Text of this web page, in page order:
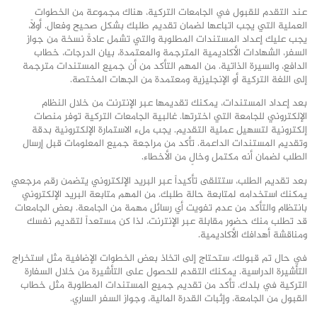
عند التقدم للقبول في الجامعات التركية، هناك مجموعة من الخطوات
العملية التي يجب اتباعها لضمان تقديم طلبك بشكل صحيح وفعال. أولاً،
يجب عليك إعداد المستندات المطلوبة والتي تشمل عادةً نسخة من جواز
السفر، الشهادات الأكاديمية المترجمة والمعتمدة، بيان الدرجات، خطاب
الدافع، والسيرة الذاتية. من المهم التأكد من أن جميع المستندات مترجمة
إلى اللغة التركية أو الإنجليزية ومعتمدة من الجهات المختصة.
بعد إعداد المستندات، يمكنك تقديمها عبر الإنترنت من خلال النظام
الإلكتروني للجامعة التي اخترتها. غالبية الجامعات التركية توفر منصات
إلكترونية لتسهيل عملية التقديم. يجب ملء الاستمارة الإلكترونية بدقة
وتقديم المستندات الداعمة. تأكد من مراجعة جميع المعلومات قبل إرسال
الطلب لضمان أنه مكتمل وخالٍ من الأخطاء.
بعد تقديم الطلب، ستتلقى تأكيداً عبر البريد الإلكتروني يتضمن رقم مرجعي
يمكنك استخدامه لمتابعة حالة طلبك. من المهم متابعة البريد الإلكتروني
بانتظام والتأكد من عدم تفويت أي رسائل مهمة من الجامعة. بعض الجامعات
قد تطلب منك حضور مقابلة عبر الإنترنت، لذا كن مستعداً لتقديم نفسك
ومناقشة أهدافك الأكاديمية.
في حال تم قبولك، ستحتاج إلى اتخاذ بعض الخطوات الإضافية مثل استخراج
التأشيرة الدراسية. يمكنك التقدم للحصول على التأشيرة من خلال السفارة
التركية في بلدك. تأكد من تقديم جميع المستندات المطلوبة مثل خطاب
القبول من الجامعة، وإثبات القدرة المالية، وجواز السفر الساري.